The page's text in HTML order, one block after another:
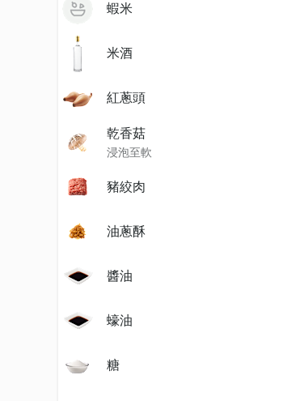
蝦米
米酒
紅蔥頭
乾香菇
浸泡至軟
豬絞肉
油蔥酥
醬油
蠔油
糖